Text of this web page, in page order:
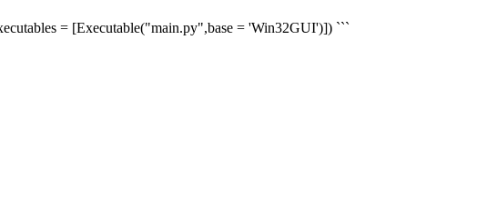
= [Executable("main.py",base = 'Win32GUI')]) ```